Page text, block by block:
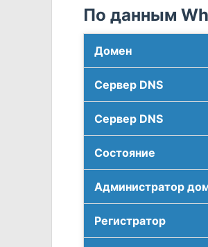
По данным
Домен
Сервер DNS
Сервер DNS
Соcтояние
Администратор
Регистратор